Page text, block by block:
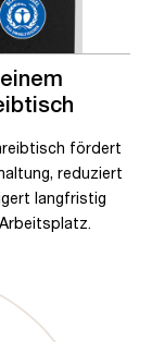
fördert
reduziert
langfristig